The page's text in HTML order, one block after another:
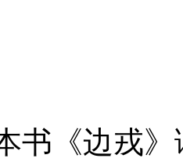
书《边戎